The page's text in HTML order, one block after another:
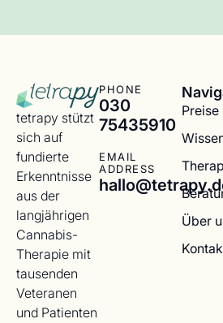
tetrapy stützt
sich auf
fundierte
Erkenntnisse
aus der
langjährigen
Cannabis-
Therapie mit
tausenden
Veteranen
und Patienten
PHONE
030
75435910
EMAIL
ADDRESS
Preise
Über